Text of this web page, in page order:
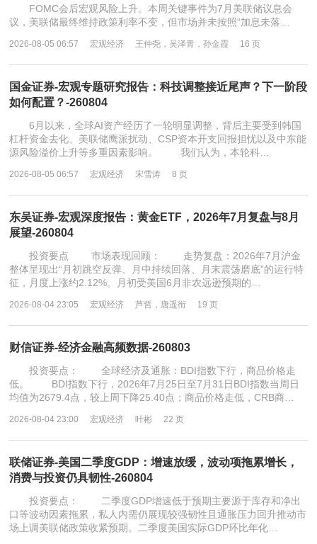
FOMC会后宏观风险上升。本周关键事件为7月美联储议息会
议，美联储最终维持政策利率不变，但市场并未按照“加息未落…
2026-08-05 06:57 宏观经济 王仲尧，吴泽青，孙金霞 16 页
国金证券-宏观专题研究报告：科技调整接近尾声？下一阶段
如何配置？-260804
6月以来，全球AI资产经历了一轮明显调整，背后主要受到韩国
杠杆资金去化、美联储鹰派扰动、CSP资本开支回报担忧以及中东能
源风险溢价上升等多重因素影响。 我们认为，本轮科…
2026-08-05 06:57 宏观经济 宋雪涛 8 页
东吴证券-宏观深度报告：黄金ETF，2026年7月复盘与8月
展望-260804
投资要点 市场表现回顾： 走势复盘：2026年7月沪金
整体呈现出“月初跳空反弹、月中持续回落、月末震荡磨底”的运行特
征，月度上涨约2.12%。月初受美国6月非农远逊预期的…
2026-08-04 23:05 宏观经济 芦哲，唐遥衔 19 页
财信证券-经济金融高频数据-260803
投资要点： 全球经济及通胀：BDI指数下行，商品价格走
低。 BDI指数下行，2026年7月25日至7月31日BDI指数当周日
均值为2679.4点，较上周下降25.40点；商品价格走低，CRB商…
2026-08-04 23:00 宏观经济 叶彬 22 页
联储证券-美国二季度GDP：增速放缓，波动项拖累增长，
消费与投资仍具韧性-260804
投资要点： 二季度GDP增速低于预期主要源于库存和净出
口等波动因素拖累，私人内需仍展现较强韧性且通胀压力回升推动市
场上调美联储政策收紧预期。二季度美国实际GDP环比年化…